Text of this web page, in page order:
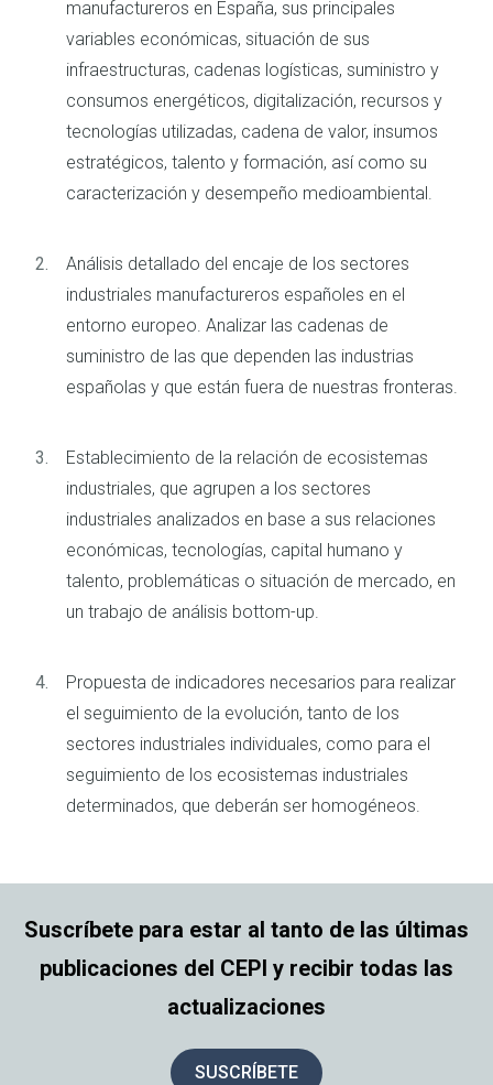
manufactureros en España, sus principales
variables económicas, situación de sus
infraestructuras, cadenas logísticas, suministro y
consumos energéticos, digitalización, recursos y
tecnologías utilizadas, cadena de valor, insumos
estratégicos, talento y formación, así como su
caracterización y desempeño medioambiental.
Análisis detallado del encaje de los sectores
industriales manufactureros españoles en el
entorno europeo. Analizar las cadenas de
suministro de las que dependen las industrias
españolas y que están fuera de nuestras fronteras.
Establecimiento de la relación de ecosistemas
industriales, que agrupen a los sectores
industriales analizados en base a sus relaciones
económicas, tecnologías, capital humano y
talento, problemáticas o situación de mercado, en
un trabajo de análisis bottom-up.
Propuesta de indicadores necesarios para realizar
el seguimiento de la evolución, tanto de los
sectores industriales individuales, como para el
seguimiento de los ecosistemas industriales
determinados, que deberán ser homogéneos.
Suscríbete para estar al tanto de las últimas
publicaciones del CEPI y recibir todas las
actualizaciones
SUSCRÍBETE